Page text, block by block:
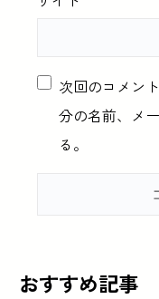
次回のコメン
分の名前、メ
る。
おすすめ記事